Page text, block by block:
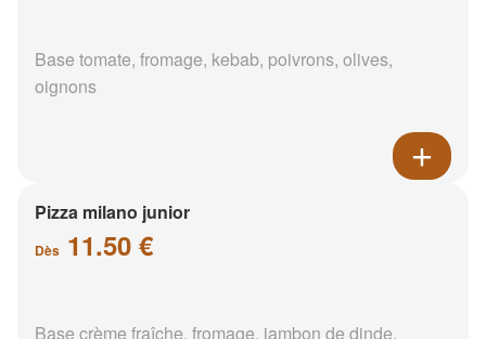
Base tomate, fromage, kebab, poivrons, olives,
oignons
Pizza milano junior
Dès 11.50 €
Base crème fraîche, fromage, jambon de dinde,